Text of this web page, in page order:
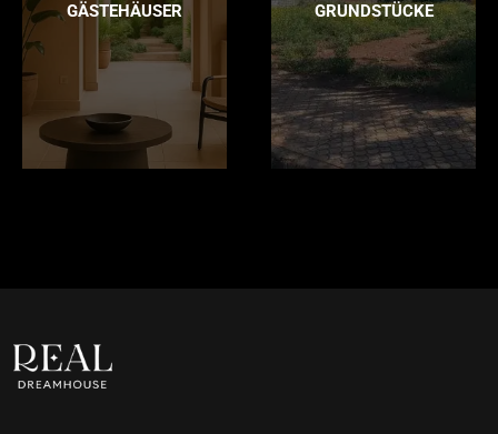
GÄSTEHÄUSER GRUNDSTÜCKE